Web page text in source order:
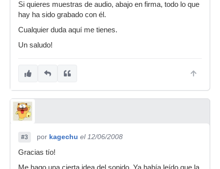
Si quieres muestras de audio, abajo en firma, todo lo que
hay ha sido grabado con él.
Cualquier duda aquí me tienes.
Un saludo!
#3 por kagechu el 12/06/2008
Gracias tío!